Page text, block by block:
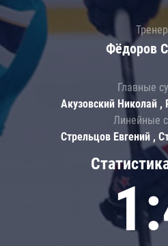
Фёдоров
Главные
Акузовский Николай ,
Линейные
Стрельцов Евгений ,